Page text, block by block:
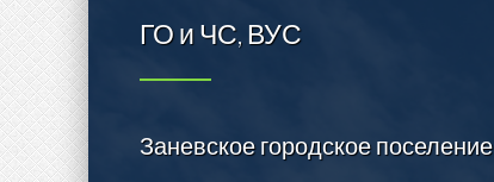
ГО и ЧС, ВУС
Заневское городское поселение